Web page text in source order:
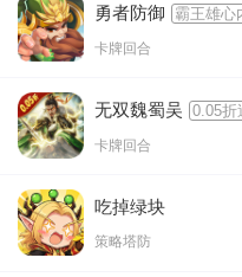
勇者防御 霸王雄心
卡牌回合
无双魏蜀吴 0.05折
卡牌回合
吃掉绿块
策略塔防